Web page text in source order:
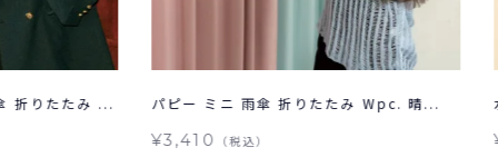
たみ ... パピー ミニ 雨傘 折りたたみ Wpc. 晴...
¥3,410（税込）
水彩フ